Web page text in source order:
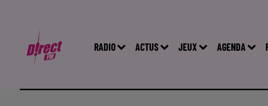
RADIO ACTUS JEUX AGENDA